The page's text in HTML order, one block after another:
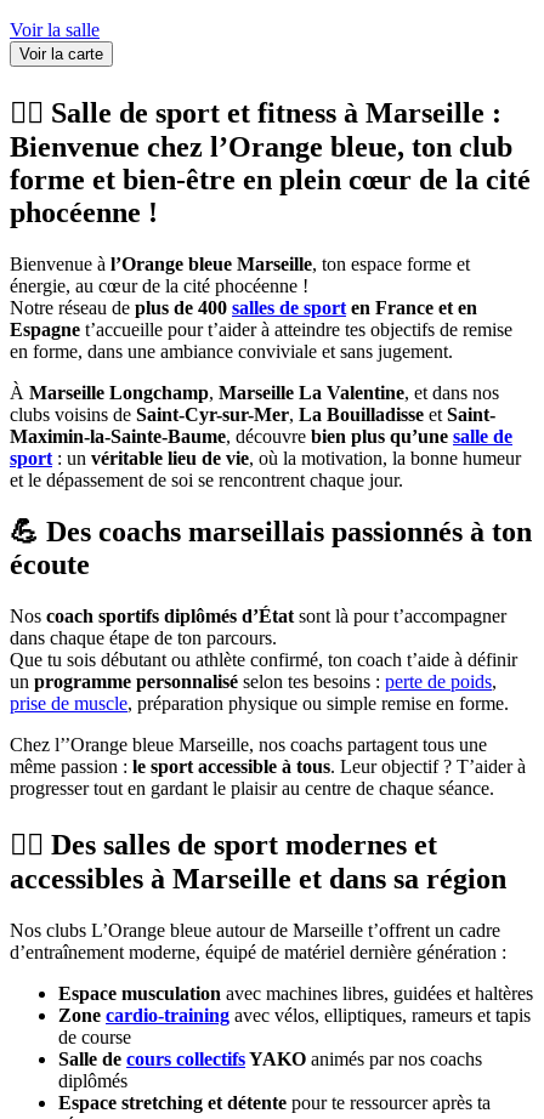
Voir la salle
Voir la carte
🏋️‍♀️ Salle de sport et fitness à Marseille :
Bienvenue chez l’Orange bleue, ton club
forme et bien-être en plein cœur de la cité
phocéenne !
Bienvenue à l’Orange bleue Marseille, ton espace forme et
énergie, au cœur de la cité phocéenne !
Notre réseau de plus de 400 salles de sport en France et en
Espagne t’accueille pour t’aider à atteindre tes objectifs de remise
en forme, dans une ambiance conviviale et sans jugement.
À Marseille Longchamp, Marseille La Valentine, et dans nos
clubs voisins de Saint-Cyr-sur-Mer, La Bouilladisse et Saint-
Maximin-la-Sainte-Baume, découvre bien plus qu’une salle de
sport : un véritable lieu de vie, où la motivation, la bonne humeur
et le dépassement de soi se rencontrent chaque jour.
💪 Des coachs marseillais passionnés à ton
écoute
Nos coach sportifs diplômés d’État sont là pour t’accompagner
dans chaque étape de ton parcours.
Que tu sois débutant ou athlète confirmé, ton coach t’aide à définir
un programme personnalisé selon tes besoins : perte de poids,
prise de muscle, préparation physique ou simple remise en forme.
Chez l’’Orange bleue Marseille, nos coachs partagent tous une
même passion : le sport accessible à tous. Leur objectif ? T’aider à
progresser tout en gardant le plaisir au centre de chaque séance.
🏋️‍♂️ Des salles de sport modernes et
accessibles à Marseille et dans sa région
Nos clubs L’Orange bleue autour de Marseille t’offrent un cadre
d’entraînement moderne, équipé de matériel dernière génération :
Espace musculation avec machines libres, guidées et haltères
Zone cardio-training avec vélos, elliptiques, rameurs et tapis
de course
Salle de cours collectifsYAKO animés par nos coachs
diplômés
Espace stretching et détente pour te ressourcer après ta